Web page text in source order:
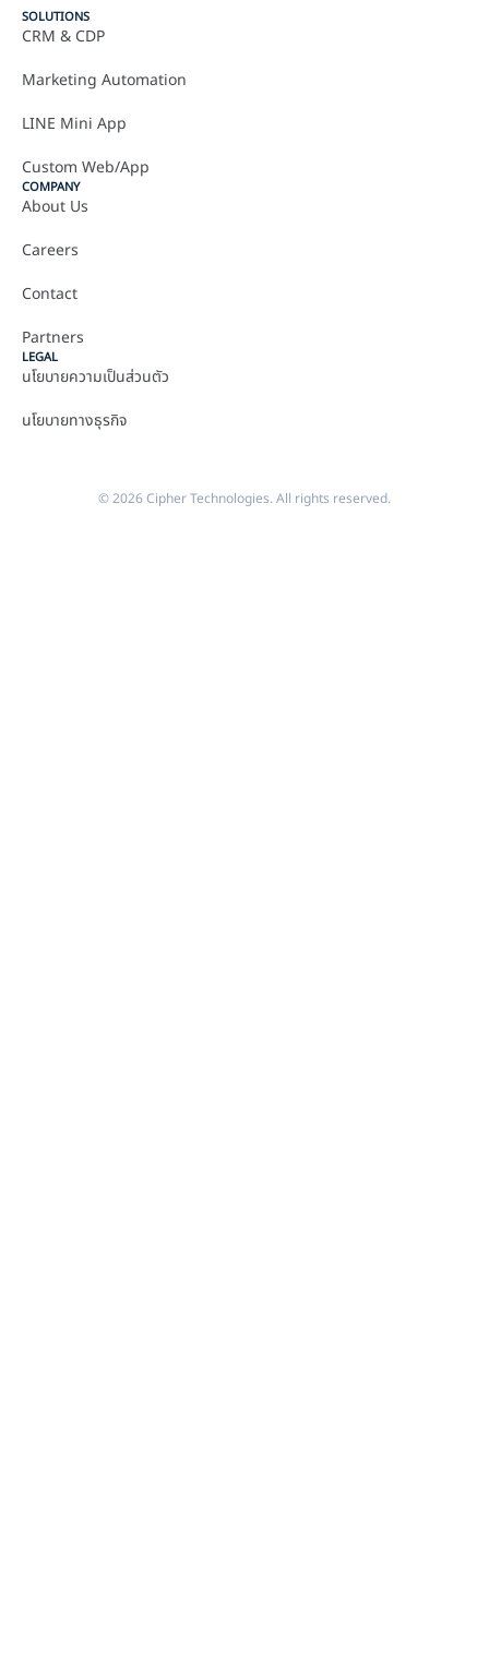
SOLUTIONS
CRM & CDP
Marketing Automation
LINE Mini App
Custom Web/App
COMPANY
About Us
Careers
Contact
Partners
LEGAL
นโยบายความเป็นส่วนตัว
นโยบายทางธุรกิจ
© 2026 Cipher Technologies. All rights reserved.